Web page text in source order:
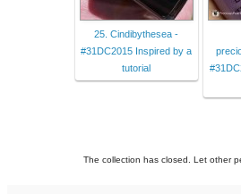
25. Cindibythesea -
#31DC2015 Inspired by a
tutorial
The collection has closed. Let other